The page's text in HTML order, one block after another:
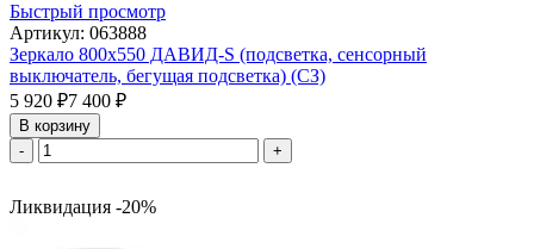
Быстрый просмотр
Артикул: 063888
Зеркало 800х550 ДАВИД-S (подсветка, сенсорный
выключатель, бегущая подсветка) (СЗ)
5 920 ₽7 400 ₽
В корзину
-
+
Ликвидация -20%